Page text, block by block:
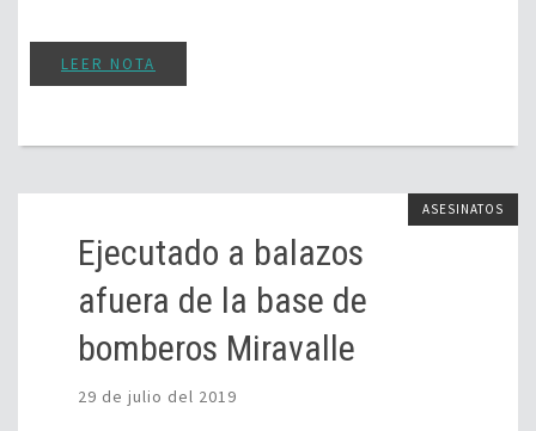
LEER NOTA
ASESINATOS
Ejecutado a balazos
afuera de la base de
bomberos Miravalle
29 de julio del 2019